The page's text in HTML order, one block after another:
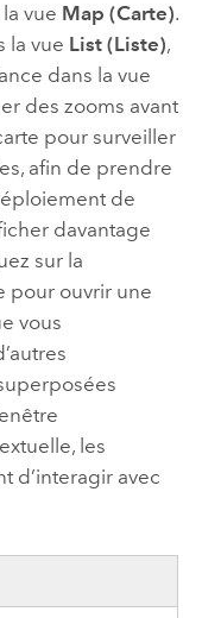
vue Map (Carte).
la vue List (Liste),
dans la vue
des zooms avant
pour surveiller
afin de prendre
de
davantage
sur la
pour ouvrir une
vous
les
d’interagir avec